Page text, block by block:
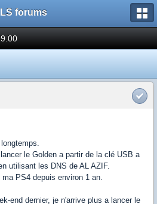
LS forums
le Golden a partir de la clé USB a
utilisant les DNS de AL AZIF.
PS4 depuis environ 1 an.
end dernier, je n'arrive plus a lancer le